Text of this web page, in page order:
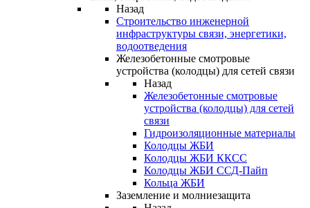
Назад
Строительство инженерной
инфраструктуры связи, энергетики,
водоотведения
Железобетонные смотровые
устройства (колодцы) для сетей связи
Назад
Железобетонные смотровые
устройства (колодцы) для сетей
связи
Гидроизоляционные материалы
Колодцы ЖБИ
Колодцы ЖБИ ККСС
Колодцы ЖБИ ССД-Пайп
Кольца ЖБИ
Заземление и молниезащита